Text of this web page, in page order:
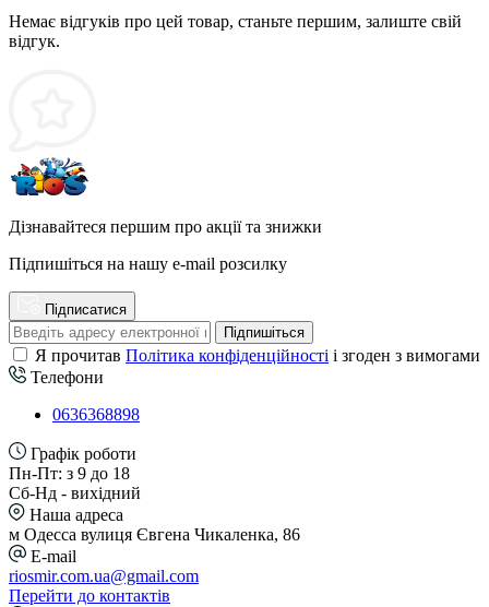
Немає відгуків про цей товар, станьте першим, залиште свій
відгук.
Дізнавайтеся першим про акції та знижки
Підпишіться на нашу e-mail розсилку
Підписатися
Підпишіться
Я прочитав Політика конфіденційності і згоден з вимогами
Телефони
0636368898
Графік роботи
Пн-Пт: з 9 до 18
Сб-Нд - вихідний
Наша адреса
м Одесса вулиця Євгена Чикаленка, 86
E-mail
riosmir.com.ua@gmail.com
Перейти до контактів